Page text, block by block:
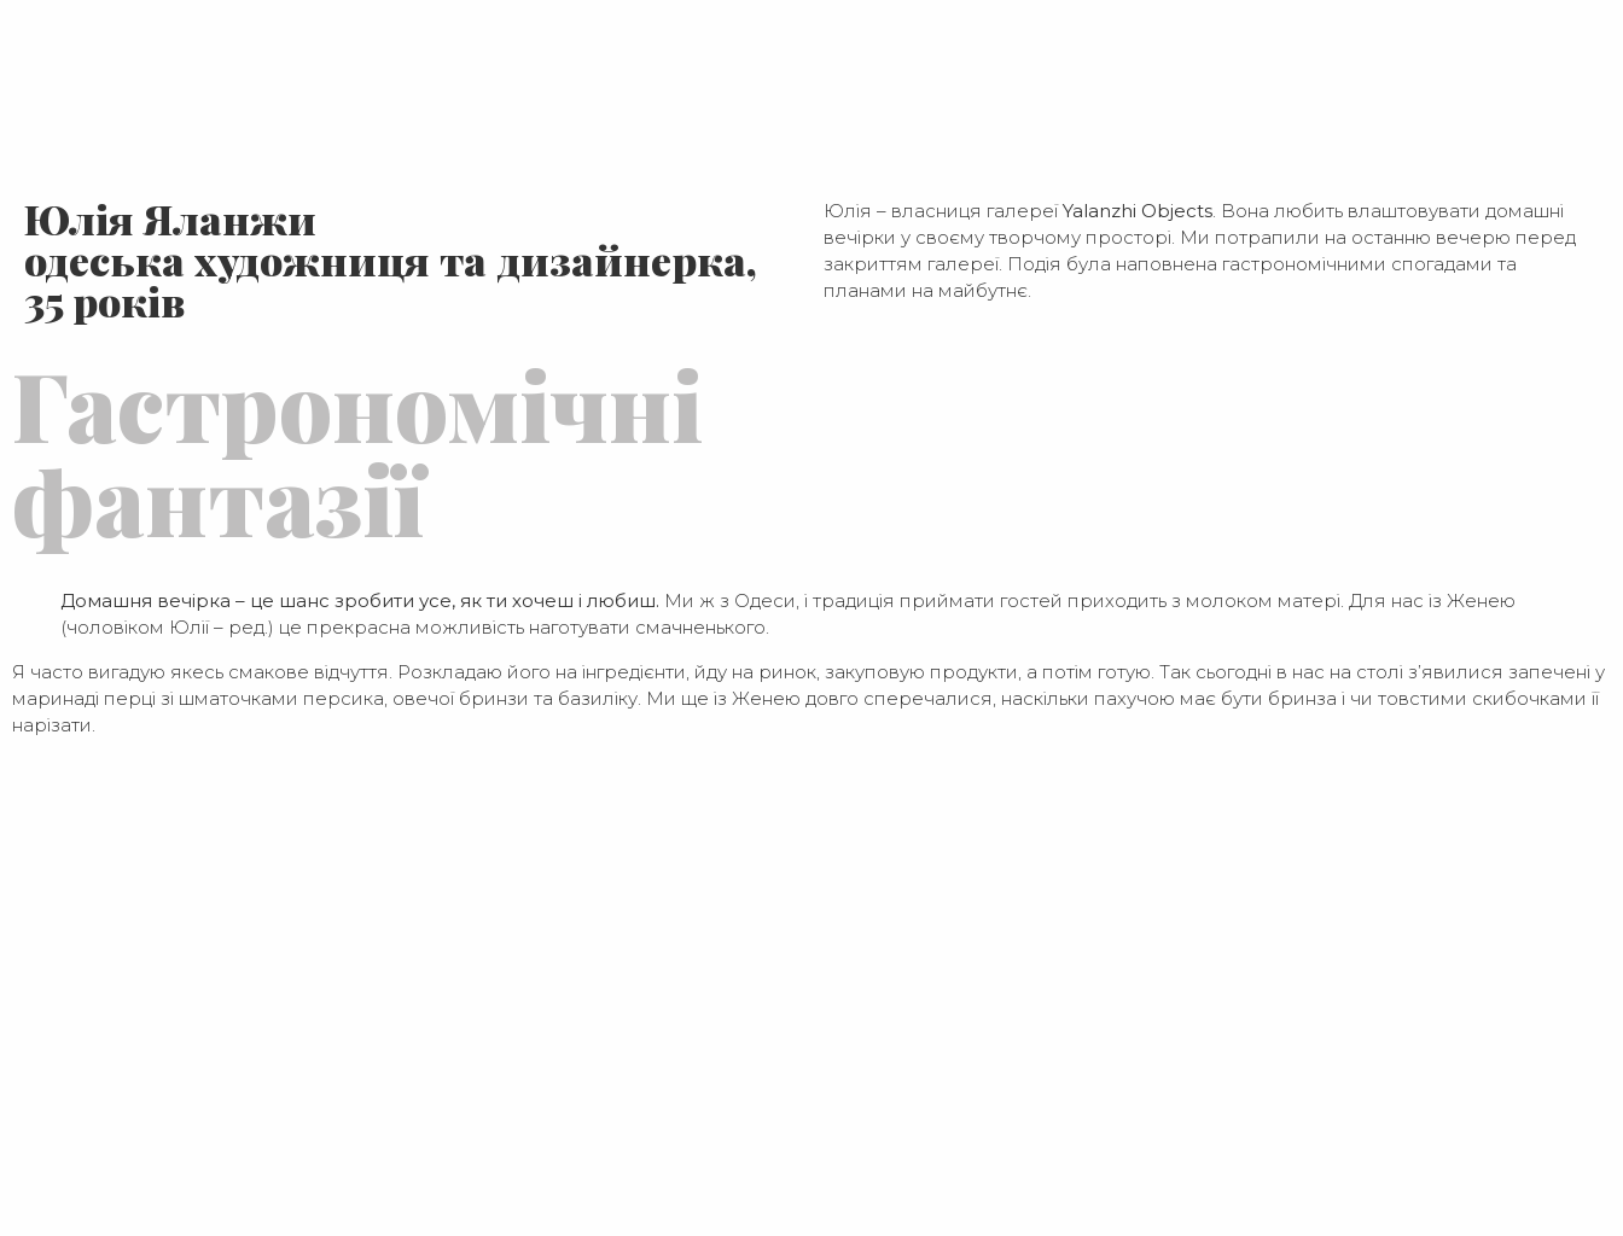
Юлія Яланжи
одеська художниця та дизайнерка,
35 років
Юлія – власниця галереїYalanzhi Objects. Вона любить влаштовувати домашні
вечірки у своєму творчому просторі. Ми потрапили на останню вечерю перед
закриттям галереї. Подія була наповнена гастрономічними спогадами та
планами на майбутнє.
Гастрономічні
фантазії
Домашня вечірка – це шанс зробити усе, як ти хочеш і любиш. Ми ж з Одеси, і традиція приймати гостей приходить з молоком матері. Для нас із Женею
(чоловіком Юлії – ред.) це прекрасна можливість наготувати смачненького.
Я часто вигадую якесь смакове відчуття. Розкладаю його на інгредієнти, йду на ринок, закуповую продукти, а потім готую. Так сьогодні в нас на столі з’явилися запечені у
маринаді перці зі шматочками персика, овечої бринзи та базиліку. Ми ще із Женею довго сперечалися, наскільки пахучою має бути бринза і чи товстими скибочками її
нарізати.